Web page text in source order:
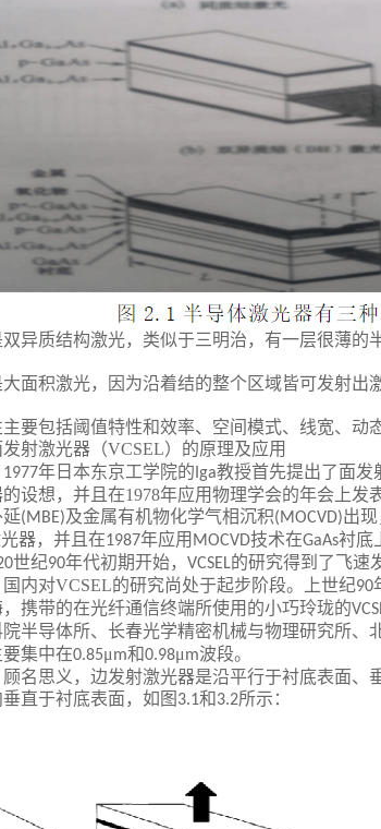
异质结构激光，类似于三明治，有一层很薄的
面积激光，因为沿着结的整个区域皆可发射出
要包括阈值特性和效率、空间模式、线宽、动
射激光器（VCSEL）的原理及应用
1977年日本东京工学院的 Iga教授首先提出了面发
设想，并且在1978年应用物理学会的年会上发
延(MBE)及金属有机物化学气相沉积(MOCVD)出现
器，并且在1987年应用 MOCVD技术在GaAs衬底
世纪90年代初期开始， VCSEL的研究得到了飞速
内对VCSEL的研究尚处于起步阶段。上世纪90
携带的在光纤通信终端所使用的小巧玲珑的
半导体所、长春光学精密机械与物理研究所、
集中在0.85μm和0.98μm波段。
名思义，边发射激光器是沿平行于衬底表面、
直于衬底表面，如图 3.1和3.2所示：